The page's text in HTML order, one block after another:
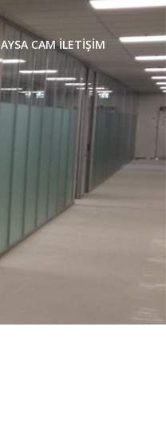
AYSA CAM İLETIŞIM